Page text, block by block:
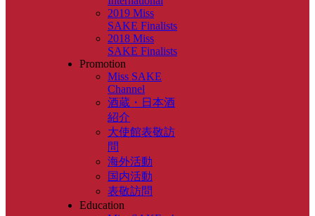
2019 Miss
SAKE Finalists
2018 Miss
SAKE Finalists
Promotion
Miss SAKE
Channel
酒蔵・日本酒
紹介
大使館表敬訪
問
海外活動
国内活動
表敬訪問
Education